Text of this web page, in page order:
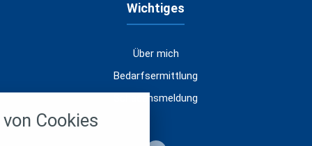
Wichtiges
Über mich
Bedarfsermittlung
Schadensmeldung
Cookies
alle verwendeten Cookies und